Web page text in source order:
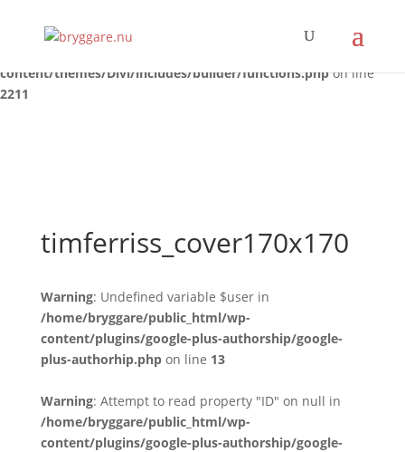
Warning: Trying to access array offset on false in
content/themes/Divi/includes/builder/functions.phpon line
2211
timferriss_cover170x170
Warning: Undefined variable $user in
/home/bryggare/public_html/wp-
content/plugins/google-plus-authorship/google-
plus-authorhip.phpon line 13
Warning: Attempt to read property "ID" on null in
/home/bryggare/public_html/wp-
content/plugins/google-plus-authorship/google-